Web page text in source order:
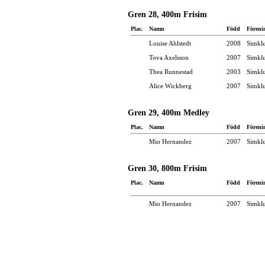
Gren 28, 400m Frisim
Plac. Namn Född
Louise Ahlstedt 2008
Tova Axelsson
2007
Thea Runnestad
2003
Alice Wickberg
2007
Gren 29, 400m Medley
Plac. Namn Född
Mio Hernandez 2007
Gren 30, 800m Frisim
Plac. Namn Född
Mio Hernandez 2007